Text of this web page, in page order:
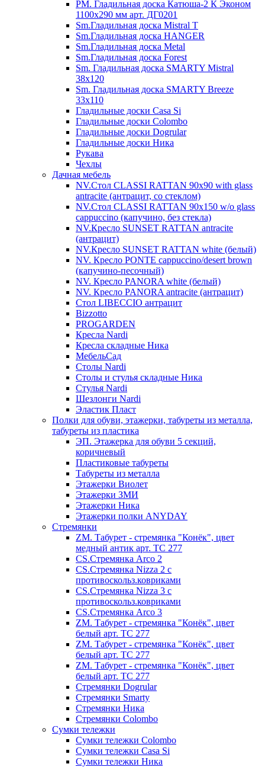
PM. Гладильная доска Катюша-2 К Эконом
1100х290 мм арт. ДГ0201
Sm.Гладильная доска Mistral T
Sm.Гладильная доска HANGER
Sm.Гладильная доска Metal
Sm.Гладильная доска Forest
Sm. Гладильная доска SMARTY Mistral
38x120
Sm. Гладильная доска SMARTY Breeze
33х110
Гладильные доски Casa Si
Гладильные доски Colombo
Гладильные доски Dogrular
Гладильные доски Ника
Рукава
Чехлы
Дачная мебель
NV.Стол CLASSI RATTAN 90х90 with glass
antracite (антрацит, со стеклом)
NV.Стол CLASSI RATTAN 90х150 w/o glass
cappuccino (капучино, без стекла)
NV.Кресло SUNSET RATTAN antracite
(антрацит)
NV.Кресло SUNSET RATTAN white (белый)
NV. Кресло PONTE cappuccino/desert brown
(капучино-песочный)
NV. Кресло PANORA white (белый)
NV. Кресло PANORA antracite (антрацит)
Стол LIBECCIO антрацит
Bizzotto
PROGARDEN
Кресла Nardi
Кресла складные Ника
МебельСад
Столы Nardi
Столы и стулья складные Ника
Стулья Nardi
Шезлонги Nardi
Эластик Пласт
Полки для обуви, этажерки, табуреты из металла,
табуреты из пластика
ЭП. Этажерка для обуви 5 секций,
коричневый
Пластиковые табуреты
Табуреты из металла
Этажерки Виолет
Этажерки ЗМИ
Этажерки Ника
Этажерки полки ANYDAY
Стремянки
ZM. Табурет - стремянка "Конёк", цвет
медный антик арт. ТС 277
CS.Стремянка Arco 2
CS.Стремянка Nizza 2 с
противоскольз.ковриками
CS.Стремянка Nizza 3 с
противоскольз.ковриками
CS.Стремянка Arco 3
ZM. Табурет - стремянка "Конёк", цвет
белый арт. ТС 277
ZM. Табурет - стремянка "Конёк", цвет
белый арт. ТС 277
ZM. Табурет - стремянка "Конёк", цвет
белый арт. ТС 277
Стремянки Dogrular
Стремянки Smarty
Стремянки Ника
Стремянки Сolombo
Сумки тележки
Сумки тележки Colombo
Сумки тележки Сasa Si
Сумки тележки Ника